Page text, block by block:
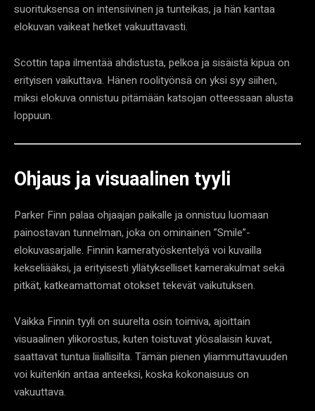
suorituksensa on intensiivinen ja tunteikas, ja hän kantaa
elokuvan vaikeat hetket vakuuttavasti.
Scottin tapa ilmentää ahdistusta, pelkoa ja sisäistä kipua on
erityisen vaikuttava. Hänen roolityönsä on yksi syy siihen,
miksi elokuva onnistuu pitämään katsojan otteessaan alusta
loppuun.
Ohjaus ja visuaalinen tyyli
Parker Finn palaa ohjaajan paikalle ja onnistuu luomaan
painostavan tunnelman, joka on ominainen ”Smile”-
elokuvasarjalle. Finnin kameratyöskentelyä voi kuvailla
kekseliääksi, ja erityisesti yllätykselliset kamerakulmat sekä
pitkät, katkeamattomat otokset tekevät vaikutuksen.
Vaikka Finnin tyyli on suurelta osin toimiva, ajoittain
visuaalinen ylikorostus, kuten toistuvat ylösalaisin kuvat,
saattavat tuntua liiallisilta. Tämän pienen yliammuttavuuden
voi kuitenkin antaa anteeksi, koska kokonaisuus on
vakuuttava.